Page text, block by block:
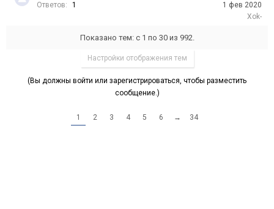
Ответов:
1
1 фев 2020
Xok-
Показано тем: с 1 по 30 из 992.
Настройки отображения тем
(Вы должны войти или зарегистрироваться, чтобы разместить
сообщение.)
1 2 3 4 5 6 → 34